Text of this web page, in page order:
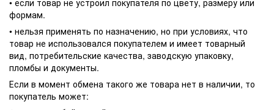
формам.
• нельзя применять по назначению, но при условиях, что
товар не использовался покупателем и имеет товарный
вид, потребительские качества, заводскую упаковку,
пломбы и документы.
Если в момент обмена такого же товара нет в наличии, то
покупатель может: